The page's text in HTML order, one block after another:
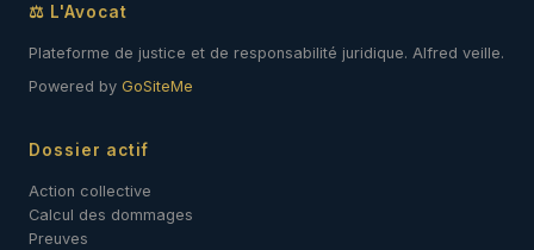
⚖ L'Avocat
Plateforme de justice et de responsabilité juridique. Alfred veille.
Powered by GoSiteMe
Dossier actif
Action collective
Calcul des dommages
Preuves